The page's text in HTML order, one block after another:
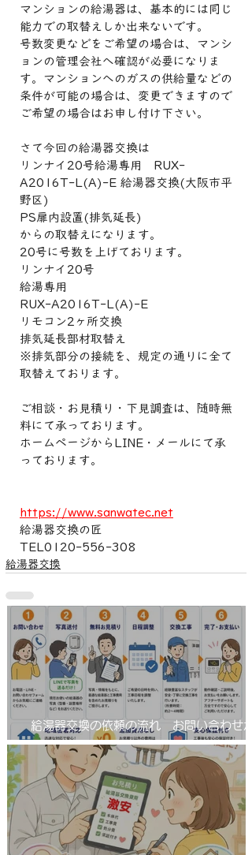
マンションの給湯器は、基本的には同じ
能力での取替えしか出来ないです。
号数変更などをご希望の場合は、マンシ
ョンの管理会社へ確認が必要になりま
す。マンションへのガスの供給量などの
条件が可能の場合は、変更できますので
ご希望の場合はお申し付け下さい。
さて今回の給湯器交換は
リンナイ20号給湯専用　RUX-
A2016T-L(A)-E 給湯器交換(大阪市平
野区)
PS扉内設置(排気延長)
からの取替えになります。
20号に号数を上げております。
リンナイ20号
給湯専用
RUX-A2016T-L(A)-E
リモコン2ヶ所交換
排気延長部材取替え
※排気部分の接続を、規定の通りに全て
取替えております。
ご相談・お見積り・下見調査は、随時無
料にて承っております。
ホームページからLINE・メールにて承
っております。
https://www.sanwatec.net
給湯器交換の匠
TEL0120-556-308
給湯器交換
給湯器交換の依頼の流れ お問い合わせか
工事完了まで！